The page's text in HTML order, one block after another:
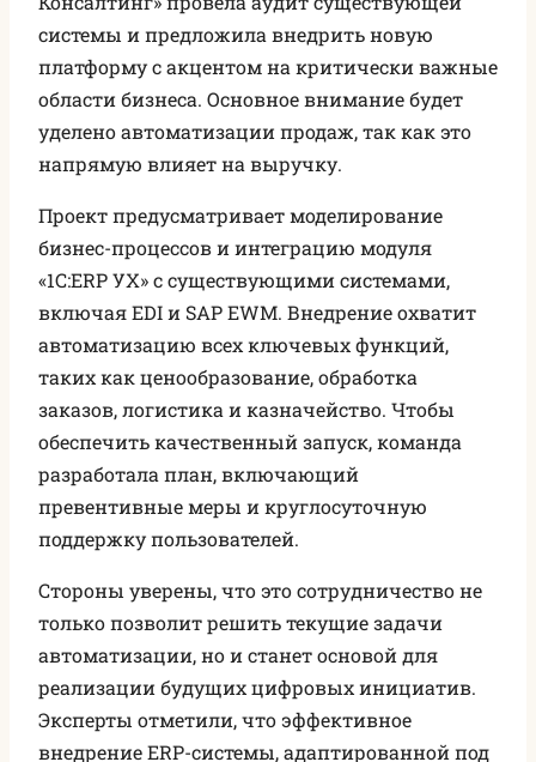
системы и предложила внедрить новую
платформу с акцентом на критически важные
области бизнеса. Основное внимание будет
уделено автоматизации продаж, так как это
напрямую влияет на выручку.
Проект предусматривает моделирование
бизнес-процессов и интеграцию модуля
«1С:ERP УХ» с существующими системами,
включая EDI и SAP EWM. Внедрение охватит
автоматизацию всех ключевых функций,
таких как ценообразование, обработка
заказов, логистика и казначейство. Чтобы
обеспечить качественный запуск, команда
разработала план, включающий
превентивные меры и круглосуточную
поддержку пользователей.
Стороны уверены, что это сотрудничество не
только позволит решить текущие задачи
автоматизации, но и станет основой для
реализации будущих цифровых инициатив.
Эксперты отметили, что эффективное
внедрение ERP-системы, адаптированной под